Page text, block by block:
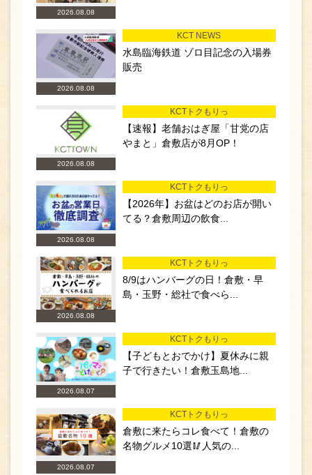
2026.08.08
2026.08.08
KCT NEWS
水島臨海鉄道 ゾロ目記念の入場券
販売
2026.08.08
KCTトクもりっ
【速報】老舗おはぎ屋「甘党の店
やまと」倉敷店が8月OP！
2026.08.08
KCTトクもりっ
【2026年】お盆はどのお店が開い
てる？倉敷周辺の飲食...
2026.08.08
KCTトクもりっ
8/9はハンバーグの日！倉敷・早
島・玉野・総社で食べら...
2026.08.07
KCTトクもりっ
【子どもとおでかけ】夏休みに親
子で行きたい！倉敷玉島地...
2026.08.07
KCTトクもりっ
倉敷に来たらコレ食べて！倉敷の
名物グルメ10選🥢人気の...